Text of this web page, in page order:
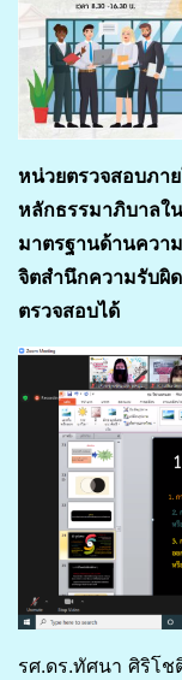
หน่วยตรวจสอบภา
หลักธรรมาภิบาลใ
มาตรฐานด้านควา
จิตสำนึกความรับผิ
ตรวจสอบได้
รศ.ดร.ทัศนา ศิริโ